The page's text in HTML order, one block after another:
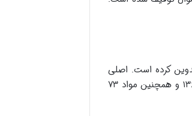
کرده است. اصلی
ترین مبنای قانونی مزایده های قضایی در ایران، «قانون اجرای احکام مدنی» است. مواد ۱۱۴ تا ۱۳۶ و همچنین مواد ۷۳